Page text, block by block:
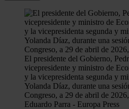
El presidente del Gobierno,
vicepresidente y ministro de
y la vicepresidenta segunda y
Yolanda Díaz, durante una
Congreso, a 29 de abril de
Eduardo Parra - Europa Press